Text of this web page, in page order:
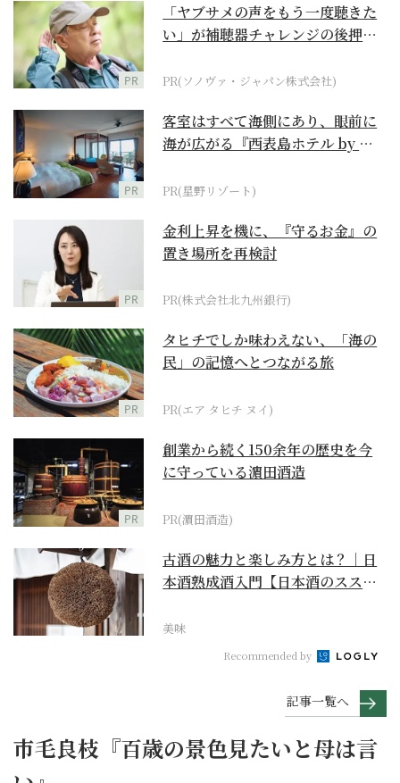
PR
「ヤブサメの声をもう一度聴きた
い」が補聴器チャレンジの後押し
PR(ソノヴァ・ジャパン株式会社)
PR
客室はすべて海側にあり、眼前に
海が広がる『西表島ホテル by 星
PR(星野リゾート)
PR
金利上昇を機に、『守るお金』の
置き場所を再検討
PR(株式会社北九州銀行)
PR
タヒチでしか味わえない、「海の
民」の記憶へとつながる旅
PR(エア タヒチ ヌイ)
PR
創業から続く150余年の歴史を今
に守っている濵田酒造
PR(濵田酒造)
古酒の魅力と楽しみ方とは？｜日
本酒熟成酒入門【日本酒のスス
美味
Recommended by
記事一覧へ
市毛良枝『百歳の景色見たいと母は言